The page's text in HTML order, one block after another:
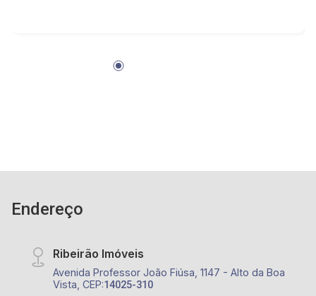
Endereço
Ribeirão Imóveis
Avenida Professor João Fiúsa, 1147 - Alto da Boa
Vista, CEP:14025-310